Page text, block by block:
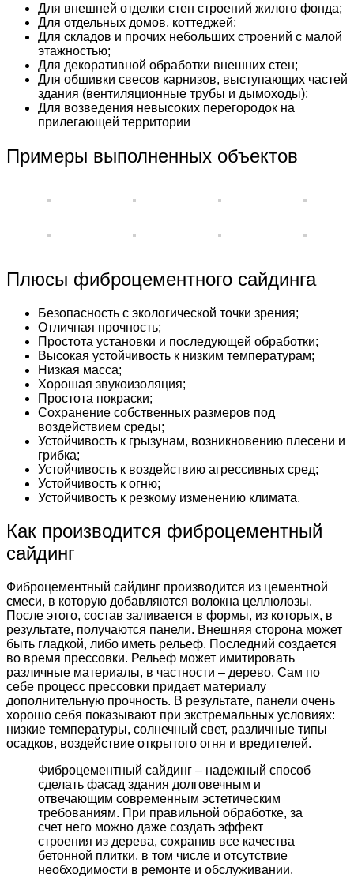
Для внешней отделки стен строений жилого фонда;
Для отдельных домов, коттеджей;
Для складов и прочих небольших строений с малой
этажностью;
Для декоративной обработки внешних стен;
Для обшивки свесов карнизов, выступающих частей
здания (вентиляционные трубы и дымоходы);
Для возведения невысоких перегородок на
прилегающей территории
Примеры выполненных объектов
Плюсы фиброцементного сайдинга
Безопасность с экологической точки зрения;
Отличная прочность;
Простота установки и последующей обработки;
Высокая устойчивость к низким температурам;
Низкая масса;
Хорошая звукоизоляция;
Простота покраски;
Сохранение собственных размеров под
воздействием среды;
Устойчивость к грызунам, возникновению плесени и
грибка;
Устойчивость к воздействию агрессивных сред;
Устойчивость к огню;
Устойчивость к резкому изменению климата.
Как производится фиброцементный
сайдинг
Фиброцементный сайдинг производится из цементной
смеси, в которую добавляются волокна целлюлозы.
После этого, состав заливается в формы, из которых, в
результате, получаются панели. Внешняя сторона может
быть гладкой, либо иметь рельеф. Последний создается
во время прессовки. Рельеф может имитировать
различные материалы, в частности – дерево. Сам по
себе процесс прессовки придает материалу
дополнительную прочность. В результате, панели очень
хорошо себя показывают при экстремальных условиях:
низкие температуры, солнечный свет, различные типы
осадков, воздействие открытого огня и вредителей.
Фиброцементный сайдинг – надежный способ
сделать фасад здания долговечным и
отвечающим современным эстетическим
требованиям. При правильной обработке, за
счет него можно даже создать эффект
строения из дерева, сохранив все качества
бетонной плитки, в том числе и отсутствие
необходимости в ремонте и обслуживании.